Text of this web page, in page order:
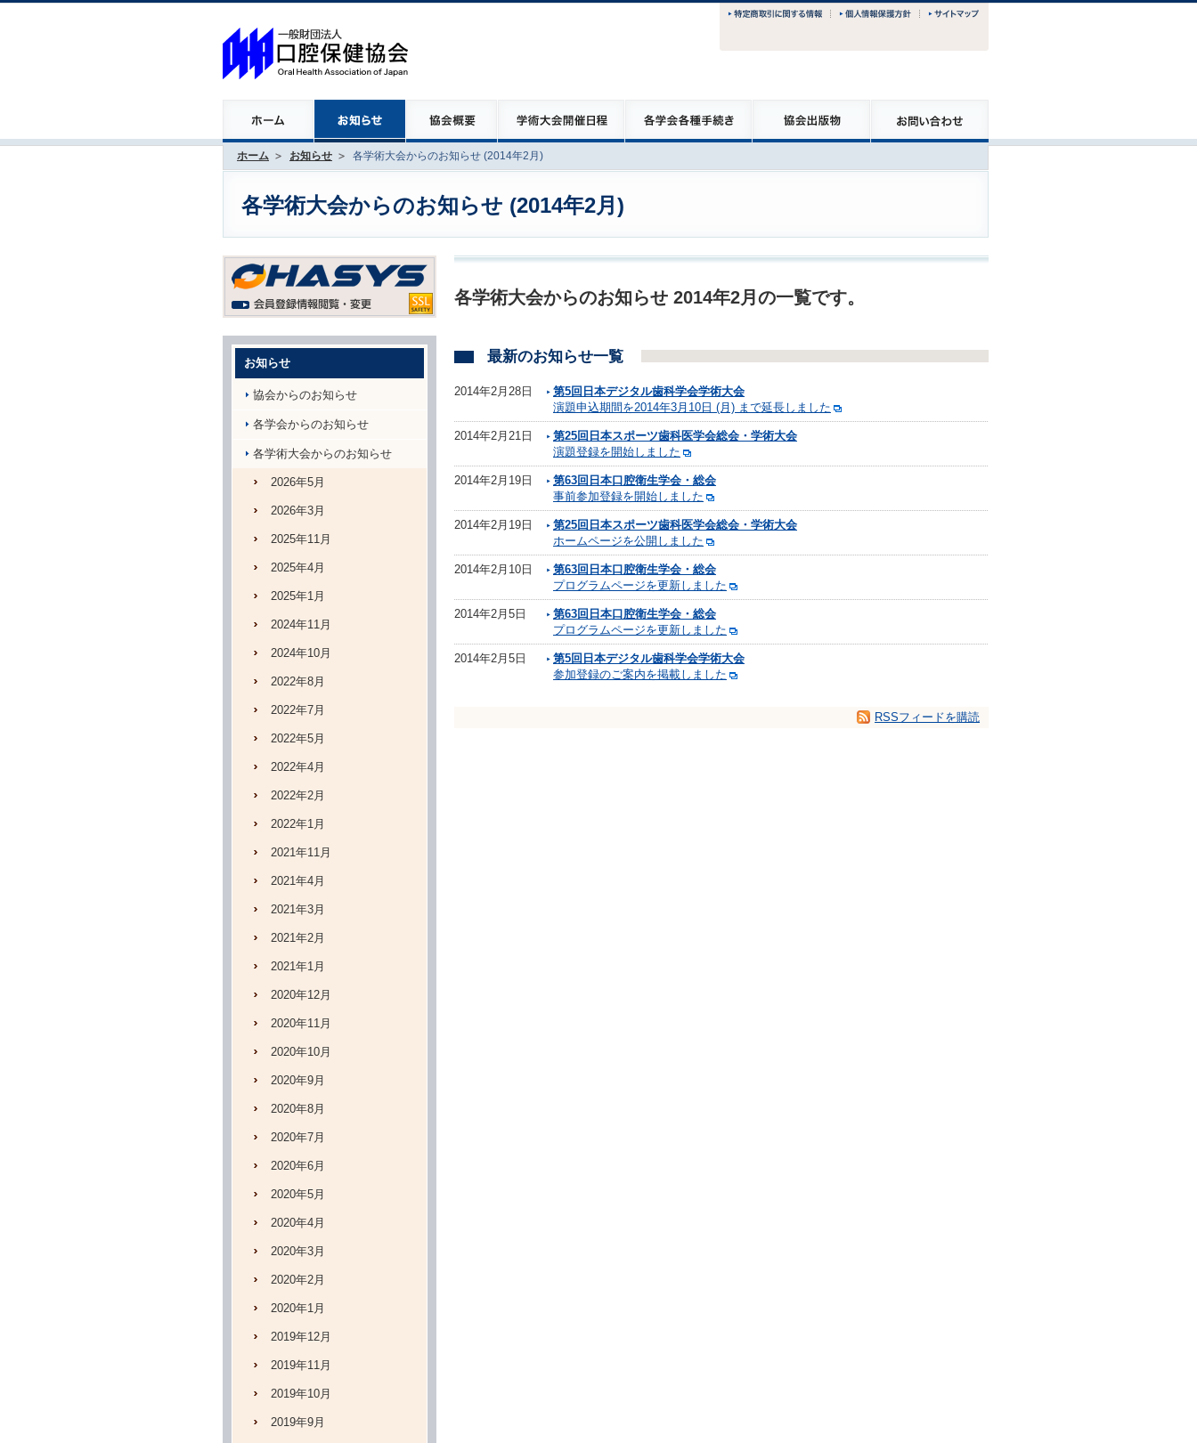
ホーム お知らせ 各学術大会からのお知らせ (2014年2月)
各学術大会からのお知らせ (2014年2月)
各学術大会からのお知らせ 2014年2月の一覧です。
最新のお知らせ一覧
2014年2月28日
第5回日本デジタル歯科学会学術大会
演題申込期間を2014年3月10日 (月) まで延長しました
2014年2月21日
第25回日本スポーツ歯科医学会総会・学術大会
演題登録を開始しました
2014年2月19日
第63回日本口腔衛生学会・総会
事前参加登録を開始しました
2014年2月19日
第25回日本スポーツ歯科医学会総会・学術大会
ホームページを公開しました
2014年2月10日
第63回日本口腔衛生学会・総会
プログラムページを更新しました
2014年2月5日
第63回日本口腔衛生学会・総会
プログラムページを更新しました
2014年2月5日
第5回日本デジタル歯科学会学術大会
参加登録のご案内を掲載しました
RSSフィードを購読
お知らせ
協会からのお知らせ
各学会からのお知らせ
各学術大会からのお知らせ
2026年5月
2026年3月
2025年11月
2025年4月
2025年1月
2024年11月
2024年10月
2022年8月
2022年7月
2022年5月
2022年4月
2022年2月
2022年1月
2021年11月
2021年4月
2021年3月
2021年2月
2021年1月
2020年12月
2020年11月
2020年10月
2020年9月
2020年8月
2020年7月
2020年6月
2020年5月
2020年4月
2020年3月
2020年2月
2020年1月
2019年12月
2019年11月
2019年10月
2019年9月